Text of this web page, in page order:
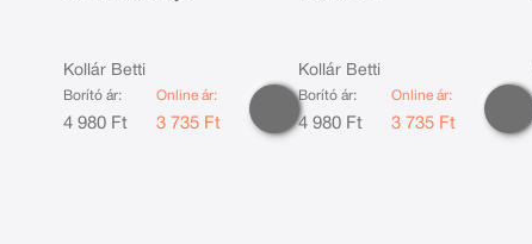
Kollár Betti
Borító ár:
4 980 Ft
Online ár:
3 735 Ft
Kollár Betti
Borító ár:
4 980 Ft
Online ár:
3 735 Ft